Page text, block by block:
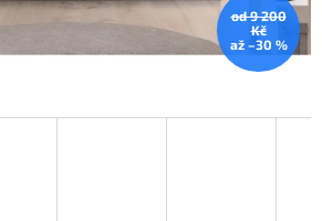
od 9 200
Kč
až –30 %